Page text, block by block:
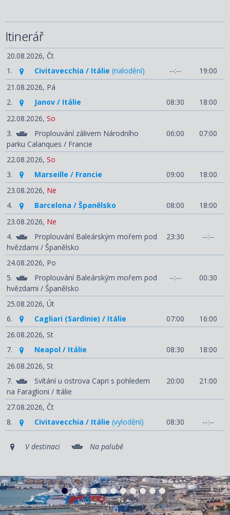
Itinerář
20.08.2026, Čt
1.
Civitavecchia / Itálie (nalodění) --:--
19:00
21.08.2026, Pá
2.
Janov / Itálie 08:30
18:00
22.08.2026, So
3.
Proplouvání zálivem Národního
parku Calanques / Francie
06:00 07:00
22.08.2026, So
3.
Marseille / Francie 09:00
18:00
23.08.2026, Ne
4.
Barcelona / Španělsko 08:00
18:00
23.08.2026, Ne
4.
Proplouvání Baleárským mořem pod
hvězdami / Španělsko
23:30 --:--
24.08.2026, Po
5.
Proplouvání Baleárským mořem pod
hvězdami / Španělsko
--:-- 00:30
25.08.2026, Út
6.
Cagliari (Sardinie) / Itálie 07:00
16:00
26.08.2026, St
7.
Neapol / Itálie 08:30
18:00
26.08.2026, St
7.
Svítání u ostrova Capri s pohledem
na Faraglioni / Itálie
20:00 21:00
27.08.2026, Čt
8.
Civitavecchia / Itálie (vylodění) 08:30 --:--
V destinaci Na palubě